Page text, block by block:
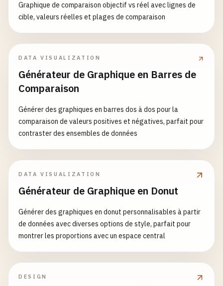
Graphique de comparaison objectif vs réel avec lignes de
cible, valeurs réelles et plages de comparaison
DATA VISUALIZATION
Générateur de Graphique en Barres de
Comparaison
Générer des graphiques en barres dos à dos pour la
comparaison de valeurs positives et négatives, parfait pour
contraster des ensembles de données
DATA VISUALIZATION
Générateur de Graphique en Donut
Générer des graphiques en donut personnalisables à partir
de données avec diverses options de style, parfait pour
montrer les proportions avec un espace central
DESIGN